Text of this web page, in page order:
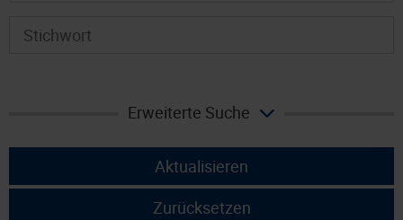
Erweiterte Suche
Aktualisieren
Zurücksetzen